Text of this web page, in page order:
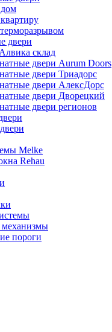
двери
склад
двери Aurum Doors
двери Триадорс
двери АлексДорс
двери Дворецкий
двери регионов
Melke
Rehau
пороги